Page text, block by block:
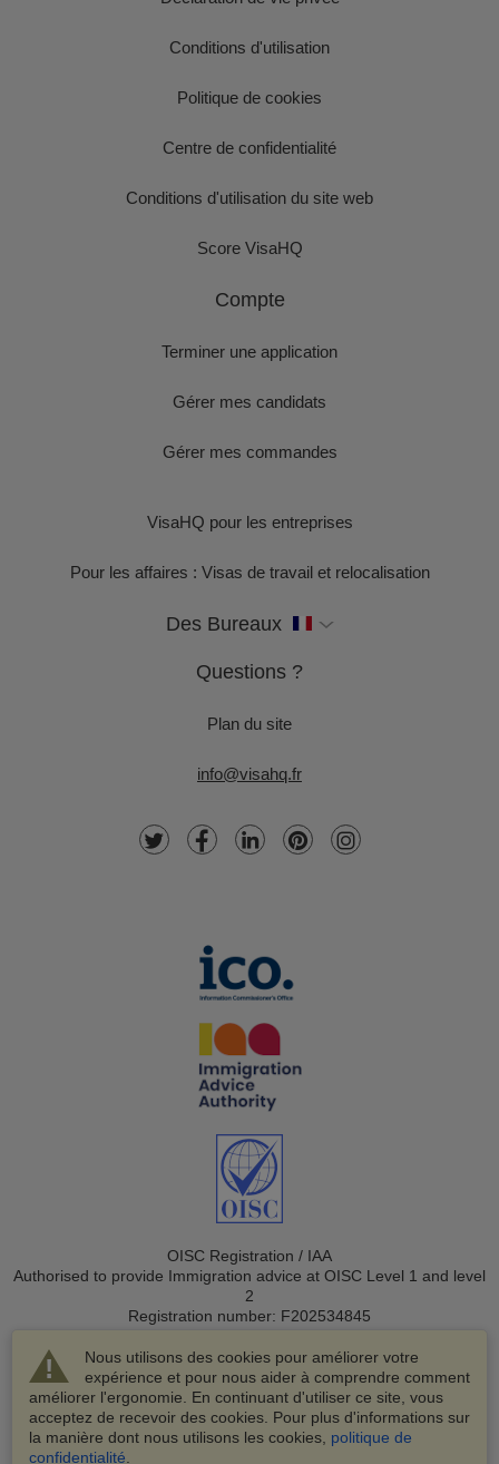
Nous utilisons des cookies pour améliorer votre
expérience et pour nous aider à comprendre comment
améliorer l'ergonomie. En continuant d'utiliser ce site, vous
acceptez de recevoir des cookies. Pour plus d'informations sur
la manière dont nous utilisons les cookies, politique de
confidentialité
Conditions d'utilisation
Politique de cookies
Centre de confidentialité
Conditions d'utilisation du site web
Score VisaHQ
Compte
Terminer une application
Gérer mes candidats
Gérer mes commandes
VisaHQ pour les entreprises
Pour les affaires : Visas de travail et relocalisation
Des Bureaux
Questions ?
Plan du site
info@visahq.fr
OISC Registration / IAA
Authorised to provide Immigration advice at OISC Level 1 and level
2
Registration number: F202534845
© 2003-2026 VisaHQ.com, Inc. Tous droits réservés.